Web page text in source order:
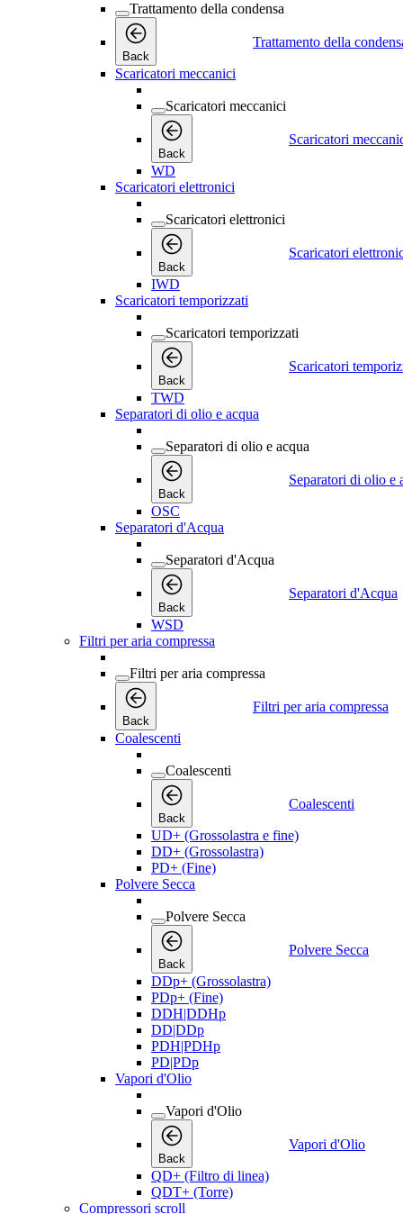
Trattamento della condensa
Back
Trattamento della
Scaricatori meccanici
Scaricatori meccanici
Back
Scaricatori
WD
Scaricatori elettronici
Scaricatori elettronici
Back
Scaricatori
IWD
Scaricatori temporizzati
Scaricatori temporizzati
Back
Scaricatori
TWD
Separatori di olio e acqua
Separatori di olio e acqua
Back
Separatori di olio e
OSC
Separatori d'Acqua
Separatori d'Acqua
Back
Separatori d'Acqua
WSD
Filtri per aria compressa
Filtri per aria compressa
Back
Filtri per aria compressa
Coalescenti
Coalescenti
Back
Coalescenti
UD+ (Grossolastra e fine)
DD+ (Grossolastra)
PD+ (Fine)
Polvere Secca
Polvere Secca
Back
Polvere Secca
DDp+ (Grossolastra)
PDp+ (Fine)
DDH|DDHp
DD|DDp
PDH|PDHp
PD|PDp
Vapori d'Olio
Vapori d'Olio
Back
Vapori d'Olio
QD+ (Filtro di linea)
QDT+ (Torre)
Compressori scroll